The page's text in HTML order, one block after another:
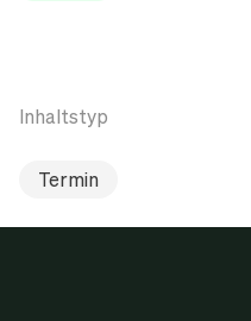
Inhaltstyp
Termin